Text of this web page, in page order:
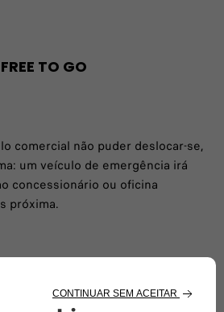
FREE TO GO
comercial não puder deslocar-se,
um veículo de emergência irá
concessionário ou oficina
próxima.
comercial estiver indisponível,